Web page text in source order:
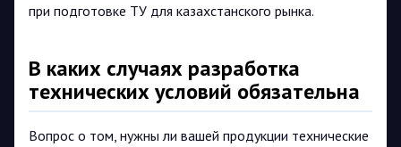
при подготовке ТУ для казахстанского рынка.
В каких случаях разработка
технических условий обязательна
Вопрос о том, нужны ли вашей продукции технические